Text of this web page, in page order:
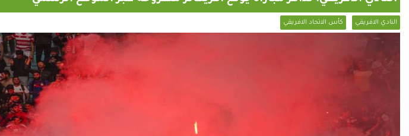
النادي الافريقي كأس الاتحاد الافريقي